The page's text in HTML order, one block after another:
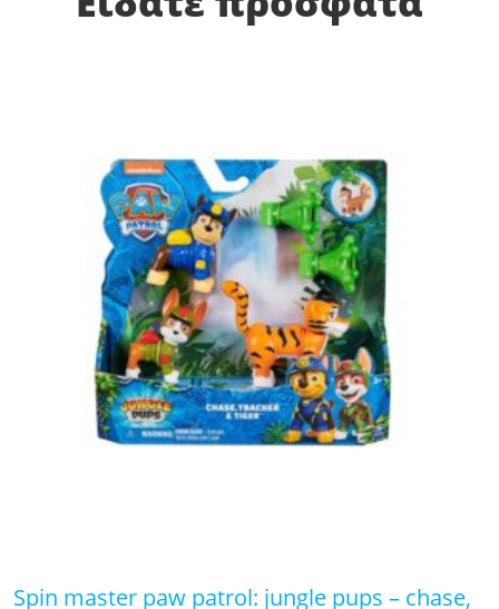
spin master paw patrol: jungle pups – chase,